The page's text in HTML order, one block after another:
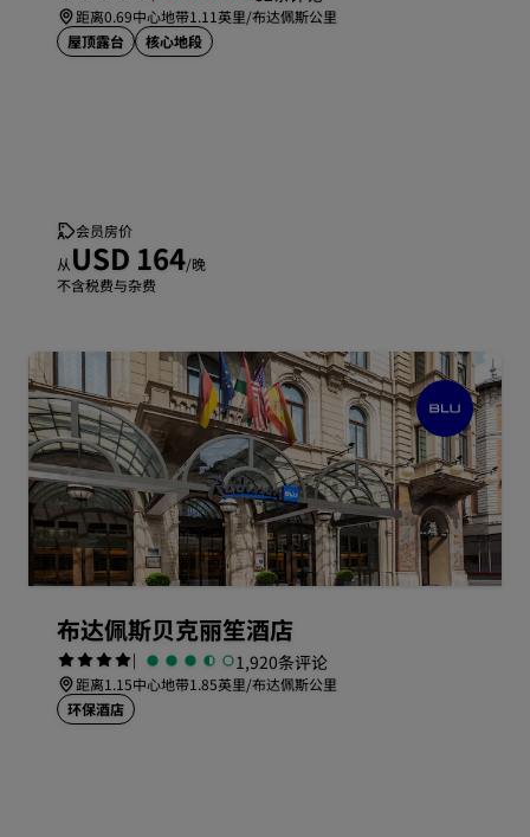
距离0.69中心地带1.11英里/布达佩斯公里
屋顶露台
核心地段
会员房价
从 USD 164/晚
不含税费与杂费
布达佩斯贝克丽笙酒店
| 1,920条评论
距离1.15中心地带1.85英里/布达佩斯公里
环保酒店